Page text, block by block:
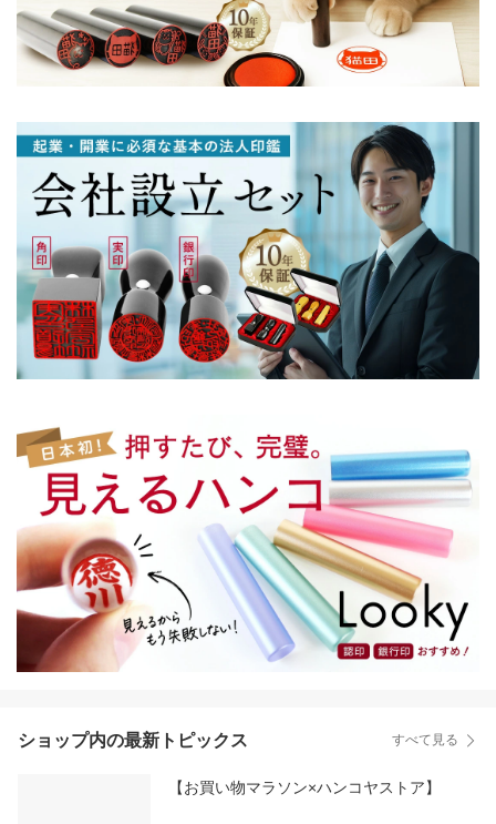
ショップ内の最新トピックス すべて見る
【お買い物マラソン×ハンコヤストア】